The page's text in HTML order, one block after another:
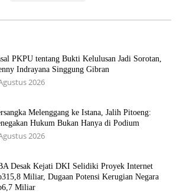
PKPU tentang Bukti Kelulusan Jadi Sorotan,
Indrayana Singgung Gibran
2026
Melenggang ke Istana, Jalih Pitoeng:
Hukum Bukan Hanya di Podium
2026
Desak Kejati DKI Selidiki Proyek Internet
Miliar, Dugaan Potensi Kerugian Negara
Miliar